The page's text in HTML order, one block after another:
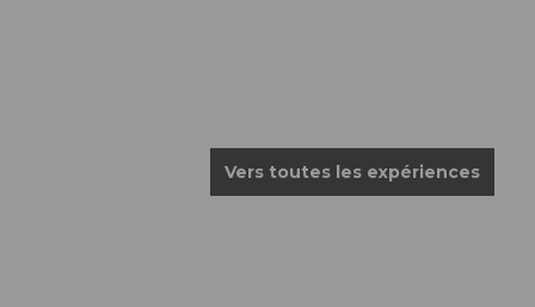
Vers toutes les expériences